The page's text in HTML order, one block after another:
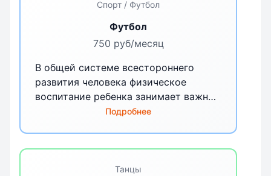
Спорт / Футбол
Футбол
750 руб/месяц
В общей системе всестороннего
развития человека физическое
воспитание ребенка занимает важное
место. Именно в дошкольном
создается фундамент для воспитания
Подробнее
Танцы